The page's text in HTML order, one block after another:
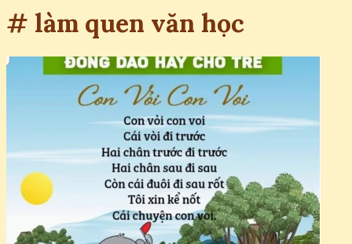
# làm quen văn học